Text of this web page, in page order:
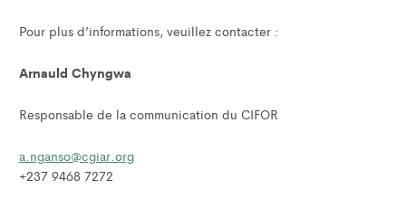
Pour plus d’informations, veuillez contacter :
Arnauld Chyngwa
Responsable de la communication du CIFOR
a.nganso@cgiar.org
+237 9468 7272